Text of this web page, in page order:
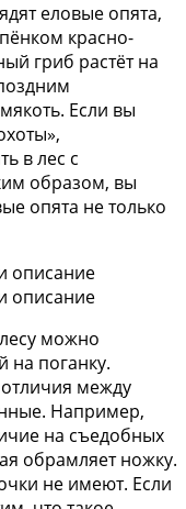
еловые опята,
красно-
гриб растёт на
Если вы
в лес с
образом, вы
опята не только
можно
на поганку.
отличия между
Например,
на съедобных
обрамляет ножку.
не имеют. Если